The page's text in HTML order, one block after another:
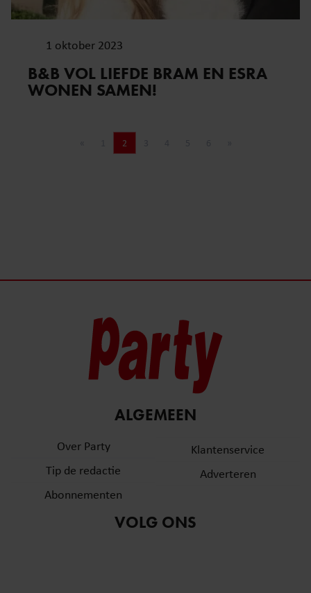
1 oktober 2023
B&B VOL LIEFDE BRAM EN ESRA
WONEN SAMEN!
Vorige pagina
PaginaPagina
2
ALGEMEEN
Over Party
Tip de redactie
Abonnementen
Klantenservice
Adverteren
VOLG ONS